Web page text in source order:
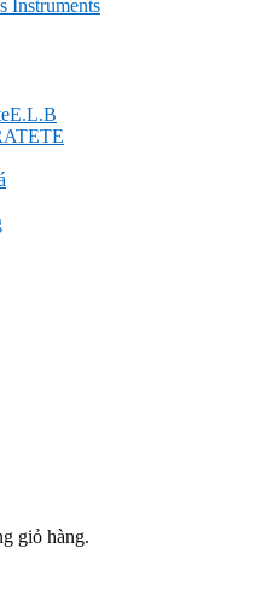
Instruments
E.L.B
giỏ hàng.